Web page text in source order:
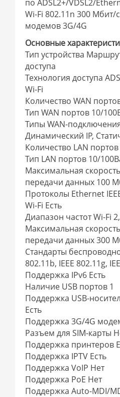
по ADSL2+/VDSL2/
Wi-Fi 802.11n 300 Мбит/
модемов 3G/4G
Основные
Тип устройства
доступа
Технология доступа
Wi-Fi
Количество WAN
Тип WAN портов 10/
Типы WAN-подключения
Динамический IP,
Количество LAN
Тип LAN портов 10/
Максимальная
передачи данных 100
Протоколы Ethernet
Wi-Fi Есть
Диапазон частот Wi-Fi
Максимальная
передачи данных 300
Стандарты
802.11b, IEEE 802.11g,
Поддержка IPv6 Есть
Наличие USB портов 1
Поддержка USB-
Есть
Поддержка 3G/4G
Разъем для SIM-карты
Поддержка принтеров
Поддержка IPTV Есть
Поддержка VoIP Нет
Поддержка PoE Нет
Поддержка Auto-MDI/